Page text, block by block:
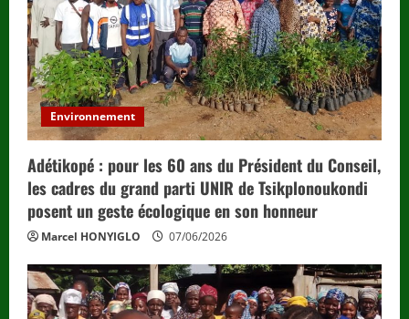
Environnement
Adétikopé : pour les 60 ans du Président du Conseil,
les cadres du grand parti UNIR de Tsikplonoukondi
posent un geste écologique en son honneur
Marcel HONYIGLO 07/06/2026